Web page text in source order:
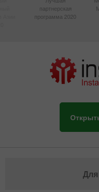
партнерская
программа 2020